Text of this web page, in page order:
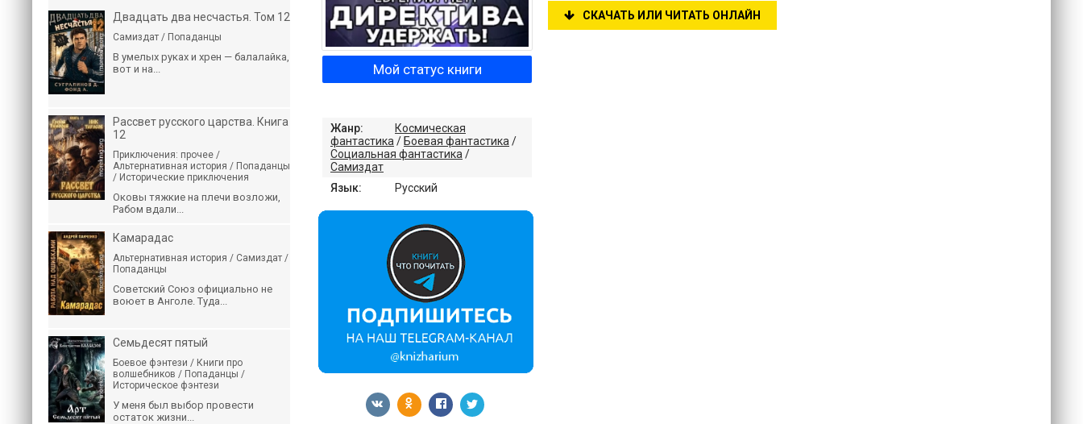
СКАЧАТЬ ИЛИ ЧИТАТЬ ОНЛАЙН
Мой статус книги
Жанр:
Космическая
фантастика / Боевая фантастика /
Социальная фантастика /
Самиздат
Язык:
Русский
Двадцать два несчастья. Том 12
Самиздат / Попаданцы
В умелых руках и хрен — балалайка,
вот и на...
Рассвет русского царства. Книга
12
Приключения: прочее /
Альтернативная история / Попаданцы
/ Исторические приключения
Оковы тяжкие на плечи возложи,
Рабом вдали...
Камарадас
Альтернативная история / Самиздат /
Попаданцы
Советский Союз официально не
воюет в Анголе. Туда...
Семьдесят пятый
Боевое фэнтези / Книги про
волшебников / Попаданцы /
Историческое фэнтези
У меня был выбор провести
остаток жизни...